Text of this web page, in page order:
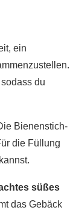
ein
du
Bienenstich-
die Füllung
süßes
das Gebäck